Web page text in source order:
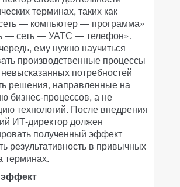
терминах, таких как
— компьютер — программа»
— сеть — УАТС — телефон».
ему нужно научиться
производственные процессы
потребностей
решения, направленные на
бизнес-процессов, а не
технологий. После внедрения
ИТ-директор должен
полученный эффект
результативность в привычных
терминах.